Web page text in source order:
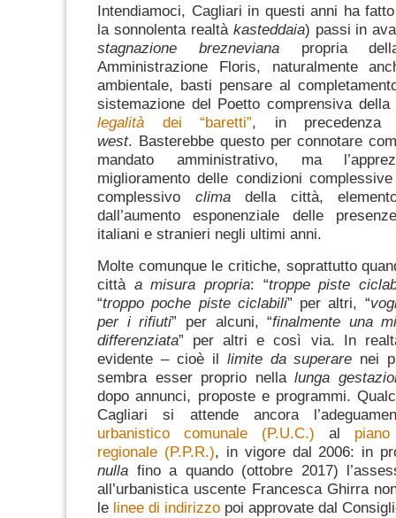
Intendiamoci, Cagliari in questi anni ha
la sonnolenta realtà kasteddaia) passi in
stagnazione breznevianapropria della
Amministrazione Floris, naturalmente
ambientale, basti pensare al
sistemazione del Poetto comprensiva della
legalità dei “baretti”, in precedenza
west. Basterebbe questo per connotare
mandato amministrativo, ma
miglioramento delle condizioni
complessivo climadella città,
dall’aumento esponenziale delle
italiani e stranieri negli ultimi anni.
Molte comunque le critiche, soprattutto
città a misura propria: “troppe piste
“troppo poche piste ciclabili” per altri, “
per i rifiuti” per alcuni, “finalmente una
differenziata” per altri e così via. In
evidente – cioè il limite da superare nei
sembra esser proprio nellalunga
dopo annunci, proposte e programmi.
Cagliari si attende ancora
urbanistico comunale (P.U.C.) al
regionale (P.P.R.), in vigore dal 2006: in
nulla fino a quando (ottobre 2017)
all’urbanistica uscente Francesca Ghirra
le linee di indirizzo poi approvate dal